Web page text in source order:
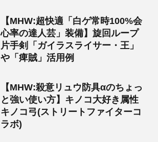
【MHW:超快適「白ゲ常時100%会
心率の達人芸」装備】旋回ループ
片手剣「ガイラスライサー・王」
や「痺賊」活用例
【MHW:殺意リュウ防具αのちょっ
と強い使い方】キノコ大好き属性
キノコ弓(ストリートファイターコ
ラボ)